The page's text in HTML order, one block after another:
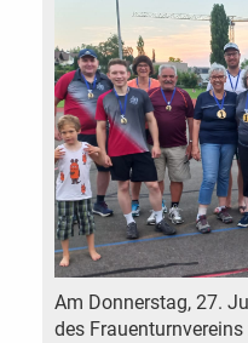
Am Donnerstag, 27.
des